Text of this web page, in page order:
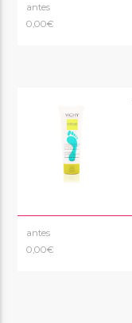
antes
0,00€
antes
0,00€